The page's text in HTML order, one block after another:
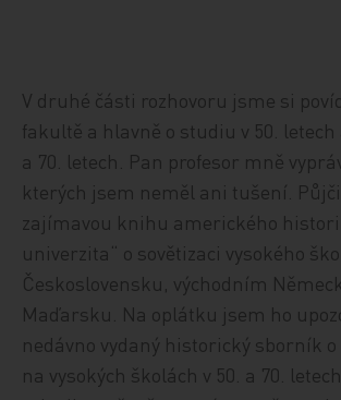
V druhé části rozhovoru jsme si
fakultě a hlavně o studiu v 50. letech
a 70. letech. Pan profesor mně
kterých jsem neměl ani tušení.
zajímavou knihu amerického
univerzita“ o sovětizaci vysokého
Československu, východním
Maďarsku. Na oplátku jsem ho
nedávno vydaný historický sborník
na vysokých školách v 50. a 70.